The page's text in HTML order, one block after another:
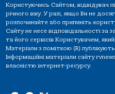
Користуючись Сайтом, відвідувач
річного віку. У разі, якщо Ви не
розпочинайте або припиніть
Сайту не несе відповідальності за
та його сервісів Користувачем, який
Матеріали з поміткою (R)
Інформаційні матеріали сайту
власністю інтернет-ресурсу.